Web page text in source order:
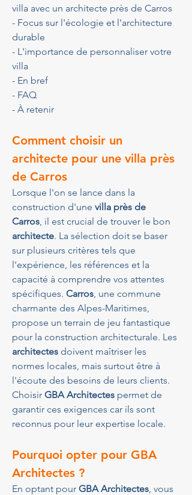
villa avec un architecte près de Carros
- Focus sur l'écologie et l'architecture
durable
- L'importance de personnaliser votre
villa
- En bref
- FAQ
- À retenir
Comment choisir un
architecte pour une villa près
de Carros
Lorsque l'on se lance dans la
construction d'une villa près de
Carros, il est crucial de trouver le bon
architecte. La sélection doit se baser
sur plusieurs critères tels que
l'expérience, les références et la
capacité à comprendre vos attentes
spécifiques. Carros, une commune
charmante des Alpes-Maritimes,
propose un terrain de jeu fantastique
pour la construction architecturale. Les
architectes doivent maîtriser les
normes locales, mais surtout être à
l'écoute des besoins de leurs clients.
Choisir GBA Architectes permet de
garantir ces exigences car ils sont
reconnus pour leur expertise locale.
Pourquoi opter pour GBA
Architectes ?
En optant pour GBA Architectes, vous